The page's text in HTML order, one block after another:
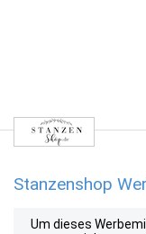
Stanzenshop
Um dieses